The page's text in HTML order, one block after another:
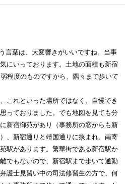
言葉は、大変響きがいいですね。当事
にいっております。土地の面積も新宿
程度のものですから、隅々まで歩いて
これといった場所ではなく、自慢でき
っておりました。でも地図を見ても分
新宿御苑があり（事務所の窓からも新
、新宿通りと靖国通りに挟まれ、南寄
駅があります。繁華街である新宿駅か
でもないので、新宿駅まで歩いて通勤
護士見習い中の司法修習生の方で、何